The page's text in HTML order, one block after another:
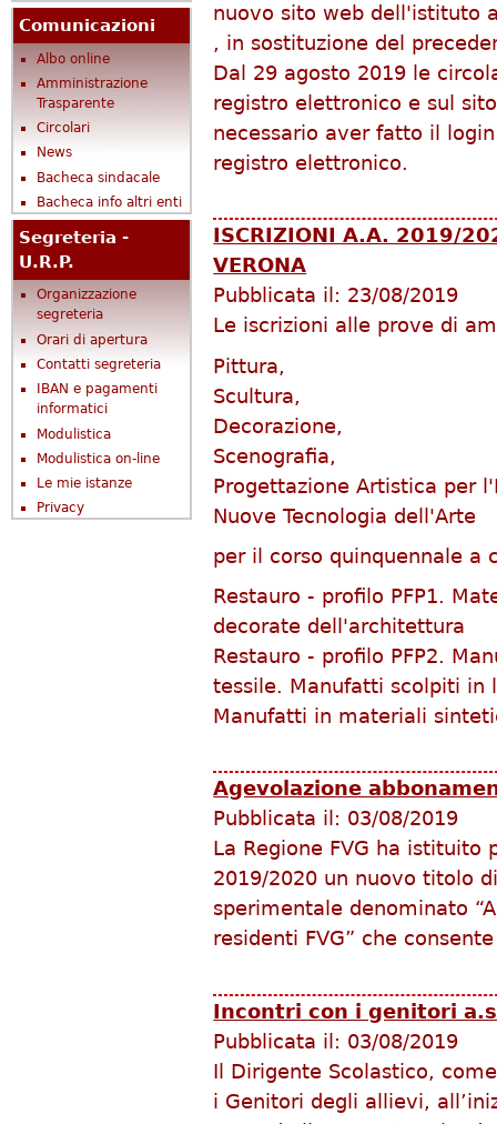
nuovo sito web dell'istituto
, in sostituzione del
Dal 29 agosto 2019 le
registro elettronico e sul
necessario aver fatto il
registro elettronico.
ISCRIZIONI A.A. 2019/
VERONA
Pubblicata il: 23/08/2019
Le iscrizioni alle prove di
Pittura,
Scultura,
Decorazione,
Scenografia,
Progettazione Artistica per
Nuove Tecnologia dell'Arte
per il corso quinquennale a
Restauro - profilo PFP1.
decorate dell'architettura
Restauro - profilo PFP2.
tessile. Manufatti scolpiti in
Manufatti in materiali
Agevolazione
Pubblicata il: 03/08/2019
La Regione FVG ha istituito
2019/2020 un nuovo titolo
sperimentale denominato
residenti FVG” che
Incontri con i genitori
Pubblicata il: 03/08/2019
Il Dirigente Scolastico,
i Genitori degli allievi,
Comunicazioni
Albo online
Amministrazione
Trasparente
Circolari
News
Bacheca sindacale
Bacheca info altri enti
Segreteria -
U.R.P.
Organizzazione
segreteria
Orari di apertura
Contatti segreteria
IBAN e pagamenti
informatici
Modulistica
Modulistica on-line
Le mie istanze
Privacy